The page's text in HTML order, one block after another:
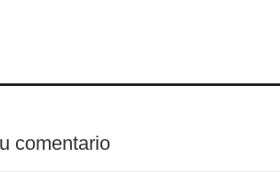
comentario